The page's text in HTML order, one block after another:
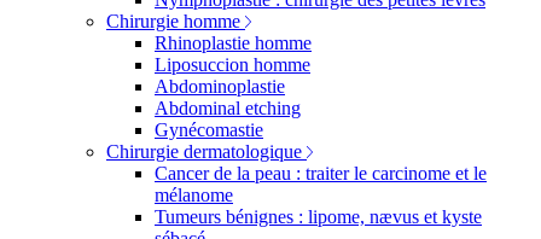
Chirurgie homme
Rhinoplastie homme
Liposuccion homme
Abdominoplastie
Abdominal etching
Gynécomastie
Chirurgie dermatologique
Cancer de la peau : traiter le carcinome et le
mélanome
Tumeurs bénignes : lipome, nævus et kyste